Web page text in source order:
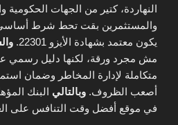
النهاردة، كتير من الجهات الحكومية
والمستثمرين بقت تحط شرط أساسي
يكون معتمد بشهادة الأيزو 22301.
مش مجرد ورقة، لكنها دليل رسمي
متكاملة لإدارة المخاطر وضمان
أصعب الظروف. وبالتالي البنك
في موقع أفضل وقت التنافس على